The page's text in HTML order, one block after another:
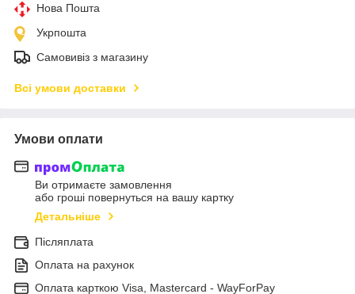
Нова Пошта
Укрпошта
Самовивіз з магазину
Всі умови доставки
Умови оплати
Ви отримаєте замовлення
або гроші повернуться на вашу картку
Детальніше
Післяплата
Оплата на рахунок
Оплата карткою Visa, Mastercard - WayForPay